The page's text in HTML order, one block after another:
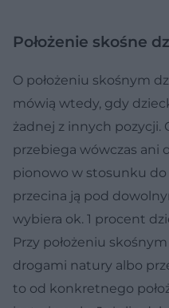
Położenie skośne
O położeniu skośnym
mówią wtedy, gdy
żadnej z innych pozycji.
przebiega wówczas ani
pionowo w stosunku do
przecina ją pod
wybiera ok. 1 procent
Przy położeniu
drogami natury albo
to od konkretnego